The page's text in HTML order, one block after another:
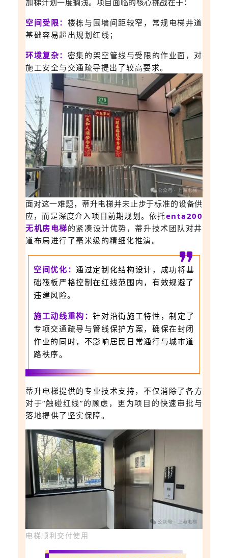
加梯计划一度搁浅。项目面临的核心挑战在于：
空间受限： 楼栋与围墙间距较窄，常规电梯井道
基础容易超出规划红线；
环境复杂： 密集的架空管线与受限的作业面，对
施工安全与交通疏导提出了较高要求。
面对这一难题，蒂升电梯并未止步于标准的设备供
应，而是深度介入项目前期规划。依托enta200
无机房电梯的紧凑设计优势，蒂升技术团队对井
道布局进行了毫米级的精细化推演。
空间优化：通过定制化结构设计，成功将基
础筏板严格控制在红线范围内，有效规避了
违建风险。
施工动线重构：针对沿街施工特性，制定了
专项交通疏导与管线保护方案，确保在封闭
作业的同时，不影响居民日常通行与城市道
路秩序。
蒂升电梯提供的专业技术支持，不仅消除了各方
对于“触碰红线”的顾虑，更为项目的快速审批与
落地提供了坚实保障。
电梯顺利交付使用